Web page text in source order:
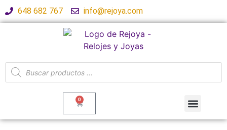
648 682 767 info@rejoya.com
0